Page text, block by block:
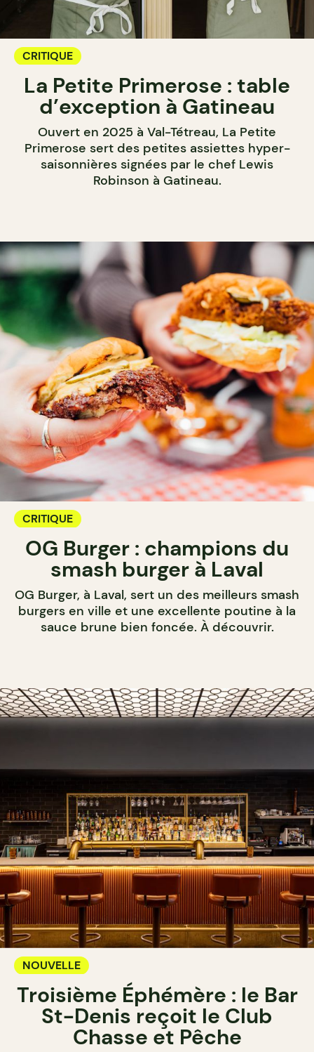
CRITIQUE
La Petite Primerose : table
d’exception à Gatineau
Ouvert en 2025 à Val-Tétreau, La Petite
Primerose sert des petites assiettes hyper-
saisonnières signées par le chef Lewis
Robinson à Gatineau.
CRITIQUE
OG Burger : champions du
smash burger à Laval
OG Burger, à Laval, sert un des meilleurs smash
burgers en ville et une excellente poutine à la
sauce brune bien foncée. À découvrir.
NOUVELLE
Troisième Éphémère : le Bar
St-Denis reçoit le Club
Chasse et Pêche